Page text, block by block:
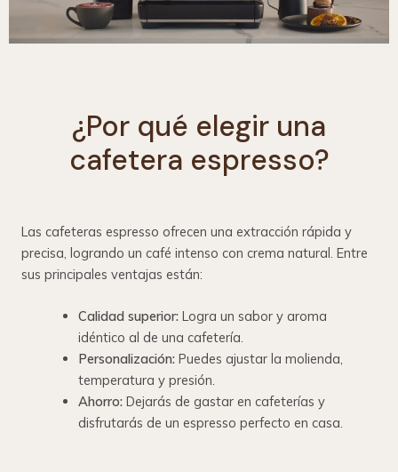
¿Por qué elegir una
cafetera espresso?
Las cafeteras espresso ofrecen una extracción rápida y
precisa, logrando un café intenso con crema natural. Entre
sus principales ventajas están:
Calidad superior:Logra un sabor y aroma
idéntico al de una cafetería.
Personalización:Puedes ajustar la molienda,
temperatura y presión.
Ahorro:Dejarás de gastar en cafeterías y
disfrutarás de un espresso perfecto en casa.